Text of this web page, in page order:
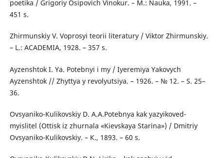
poetika / Grigoriy Osipovich Vinokur. – M.: Nauka, 1991. –
451 s.
Zhirmunskiy V. Voprosyi teorii literatury / Viktor Zhirmunskiy.
– L.: ACADEMIA, 1928. – 357 s.
Аyzenshtok І. Ya. Potebnyi і my / Іyeremiya Yakovych
Аyzenshtok // Zhyttya y revolyutsiya. – 1926. – № 12. – S. 25–
36.
Оvsyaniko-Кulikovskiy D. А.А.Potebnya kak yazyikoved-
myislitel (Оttisk iz zhurnala «Kievskaya Starina») / Dmitriy
Оvsyaniko-Кulikovskiy. – К., 1893. – 60 s.